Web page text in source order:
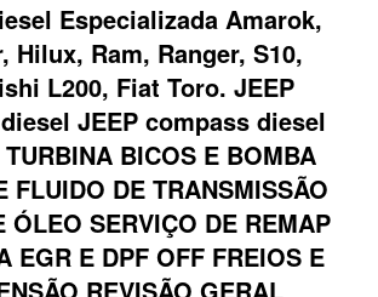
Especializada Amarok,
Hilux, Ram, Ranger, S10,
L200, Fiat Toro. JEEP
JEEP compass diesel
BICOS E BOMBA
FLUIDO DE TRANSMISSÃO
ÓLEO SERVIÇO DE REMAP
EGR E DPF OFF FREIOS E